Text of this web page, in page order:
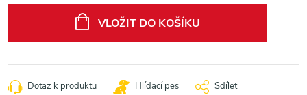
VLOŽIT DO KOŠÍKU
Dotaz k produktu Hlídací pes Sdílet